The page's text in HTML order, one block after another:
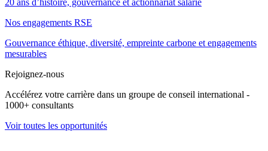
Nos engagements RSE
Gouvernance éthique, diversité, empreinte carbone et engagements
mesurables
Rejoignez-nous
Accélérez votre carrière dans un groupe de conseil international -
1000+ consultants
Voir toutes les opportunités